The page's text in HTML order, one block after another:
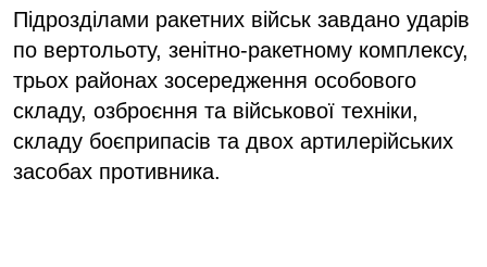
Підрозділами ракетних військ завдано ударів
по вертольоту, зенітно-ракетному комплексу,
трьох районах зосередження особового
складу, озброєння та військової техніки,
складу боєприпасів та двох артилерійських
засобах противника.